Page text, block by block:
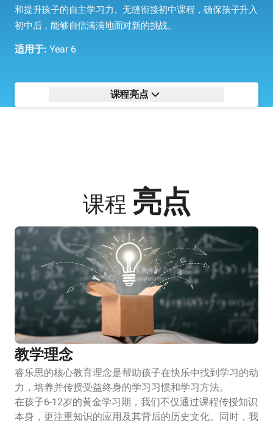
和提升孩子的自主学习力。无缝衔接初中课程，确保孩子升入
初中后，能够自信满满地面对新的挑战。
适用于: Year 6
课程亮点
课程 亮点
教学理念
睿乐思的核心教育理念是帮助孩子在快乐中找到学习的动
力，培养并传授受益终身的学习习惯和学习方法。
在孩子6-12岁的黄金学习期，我们不仅通过课程传授知识
本身，更注重知识的应用及其背后的历史文化。同时，我